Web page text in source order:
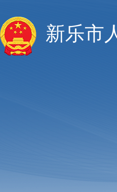
新乐市